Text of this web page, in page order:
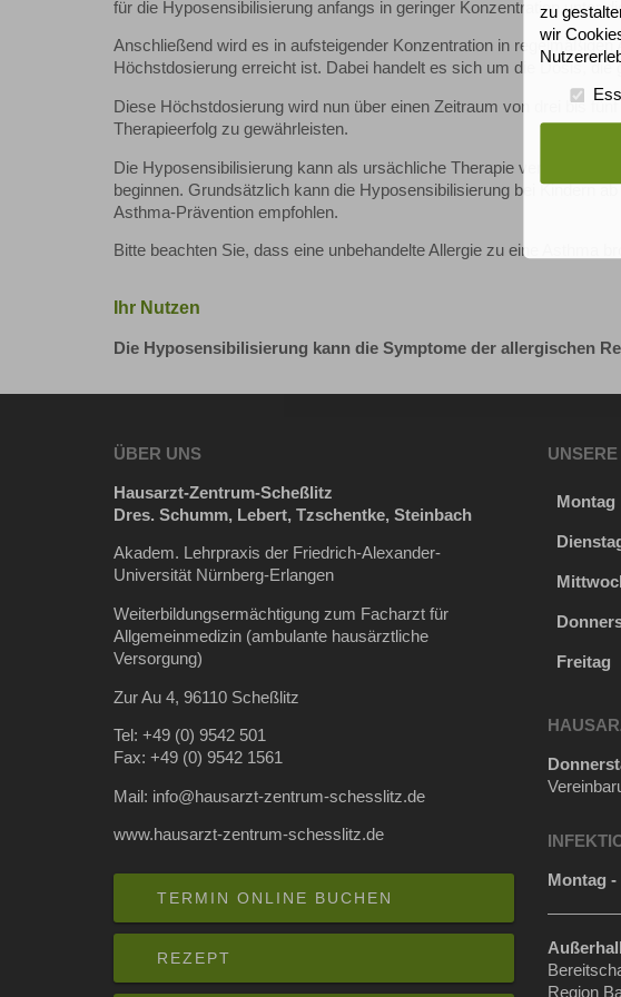
für die Hyposensibilisierung anfangs in geringer Konzentration unter
Anschließend wird es in aufsteigender Konzentration in regelmäßigen
Höchstdosierung erreicht ist. Dabei handelt es sich um die Dosis, die
Diese Höchstdosierung wird nun über einen Zeitraum von drei bis
Therapieerfolg zu gewährleisten.
Die Hyposensibilisierung kann als ursächliche Therapie verstanden
beginnen. Grundsätzlich kann die Hyposensibilisierung bei Kindern
Asthma-Prävention empfohlen.
Bitte beachten Sie, dass eine unbehandelte Allergie zu eine Asthma
Ihr Nutzen
Die Hyposensibilisierung kann die Symptome der allergischen
ÜBER UNS
Hausarzt-Zentrum-Scheßlitz
Dres. Schumm, Lebert, Tzschentke, Steinbach
Akadem. Lehrpraxis der Friedrich-Alexander-
Universität Nürnberg-Erlangen
Weiterbildungsermächtigung zum Facharzt für
Allgemeinmedizin (ambulante hausärztliche
Versorgung)
Zur Au 4, 96110 Scheßlitz
Tel: +49 (0) 9542 501
Fax: +49 (0) 9542 1561
Mail: info@hausarzt-zentrum-schesslitz.de
www.hausarzt-zentrum-schesslitz.de
TERMIN ONLINE BUCHEN
REZEPT
Montag
Freitag
Montag -
Region
zu
wir